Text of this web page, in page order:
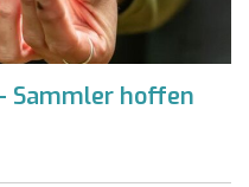
Sammler hoffen